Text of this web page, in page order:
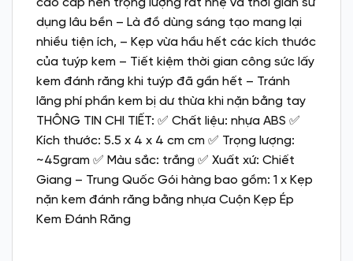
dụng lâu bền – Là đồ dùng sáng tạo mang lại
nhiều tiện ích, – Kẹp vừa hầu hết các kích thước
của tuýp kem – Tiết kiệm thời gian công sức lấy
kem đánh răng khi tuýp đã gần hết – Tránh
lãng phí phần kem bị dư thừa khi nặn bằng tay
THÔNG TIN CHI TIẾT: ✅ Chất liệu: nhựa ABS ✅
Kích thước: 5.5 x 4 x 4 cm cm ✅ Trọng lượng:
~45gram ✅ Màu sắc: trắng ✅ Xuất xứ: Chiết
Giang – Trung Quốc Gói hàng bao gồm: 1 x Kẹp
nặn kem đánh răng bằng nhựa Cuộn Kẹp Ép
Kem Đánh Răng